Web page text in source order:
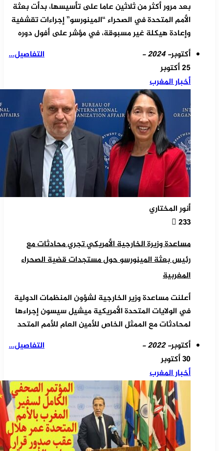
بعد مرور أكثر من ثلاثين عاما على تأسيسها، بدأت بعثة
الأمم المتحدة في الصحراء “المينورسو” إجراءات تقشفية
وإعادة هيكلة غير مسبوقة، في مؤشر على أفول دوره
التفاصيل...
أكتوبر- 2024 -
25 أكتوبر
أخبار المغرب
أنور المختاري
233
مساعدة وزيرة الخارجية الأمريكي تجري محادثات مع
رئيس بعثة المينورسو حول مستجدات قضية الصحراء
المغربية
أعلنت مساعدة وزير الخارجية لشؤون المنظمات الدولية
في الولايات المتحدة الأمريكية ميشيل سيسون إجراءها
لمحادثات مع الممثل الخاص للأمين العام للأمم المتحد
التفاصيل...
أكتوبر- 2022 -
30 أكتوبر
أخبار المغرب